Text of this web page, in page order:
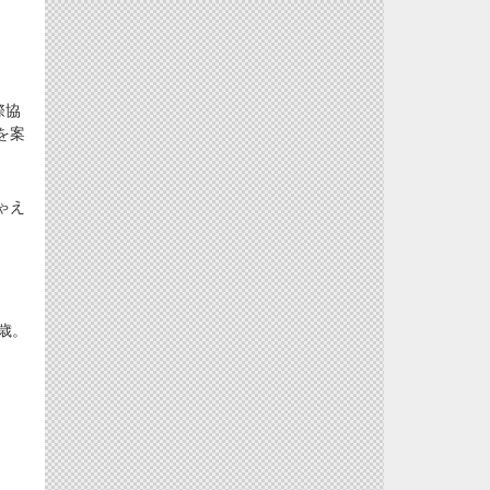
協
案
え